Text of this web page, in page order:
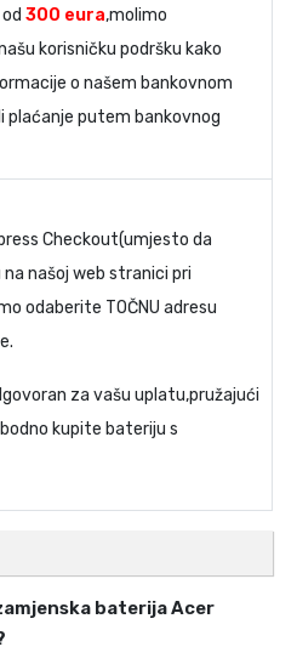
300 eura,molimo
korisničku podršku kako
o našem bankovnom
plaćanje putem bankovnog
Checkout(umjesto da
našoj web stranici pri
odaberite TOČNU adresu
za vašu uplatu,pružajući
kupite bateriju s
baterija Acer